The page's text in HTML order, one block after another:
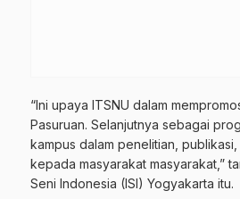
“Ini upaya ITSNU dalam
Pasuruan. Selanjutnya sebagai
kampus dalam penelitian,
kepada masyarakat masyarakat,”
Seni Indonesia (ISI) Yogyakarta itu.